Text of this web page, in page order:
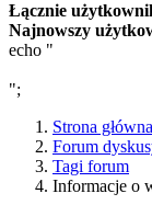
Łącznie
Najnowszy
echo "
";
Strona główna
Forum
Tagi forum
Informacje o